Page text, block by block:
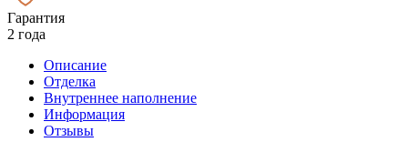
Гарантия
2 года
Описание
Отделка
Внутреннее наполнение
Информация
Отзывы